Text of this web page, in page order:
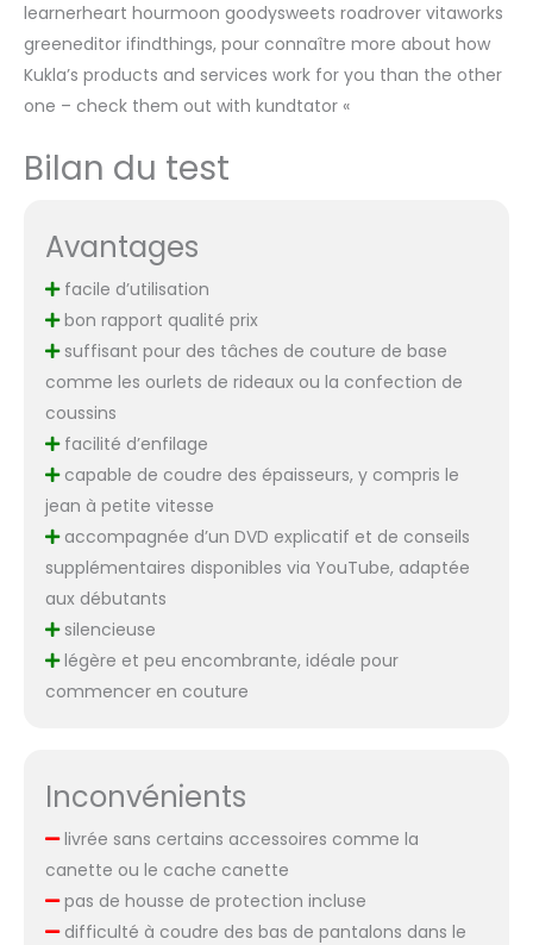
learnerheart hourmoon goodysweets roadrover vitaworks
greeneditor ifindthings, pour connaître more about how
Kukla’s products and services work for you than the other
one – check them out with kundtator «
Bilan du test
Avantages
facile d’utilisation
bon rapport qualité prix
suffisant pour des tâches de couture de base
comme les ourlets de rideaux ou la confection de
coussins
facilité d’enfilage
capable de coudre des épaisseurs, y compris le
jean à petite vitesse
accompagnée d’un DVD explicatif et de conseils
supplémentaires disponibles via YouTube, adaptée
aux débutants
silencieuse
légère et peu encombrante, idéale pour
commencer en couture
Inconvénients
livrée sans certains accessoires comme la
canette ou le cache canette
pas de housse de protection incluse
difficulté à coudre des bas de pantalons dans le